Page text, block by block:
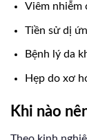
Viêm nhiễm
Tiền sử dị
Bệnh lý da
Hẹp do xơ
Khi nào